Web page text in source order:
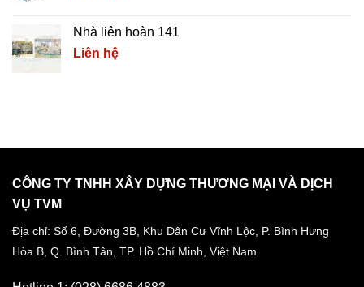
Nhà liên hoàn 141
Liên hệ
CÔNG TY TNHH XÂY DỰNG THƯƠNG MẠI VÀ DỊCH
VỤ TVM
Địa chỉ: Số 6, Đường 3B, Khu Dân Cư Vĩnh Lộc, P. Bình Hưng
Hòa B, Q. Bình Tân, TP. Hồ Chí Minh, Việt Nam